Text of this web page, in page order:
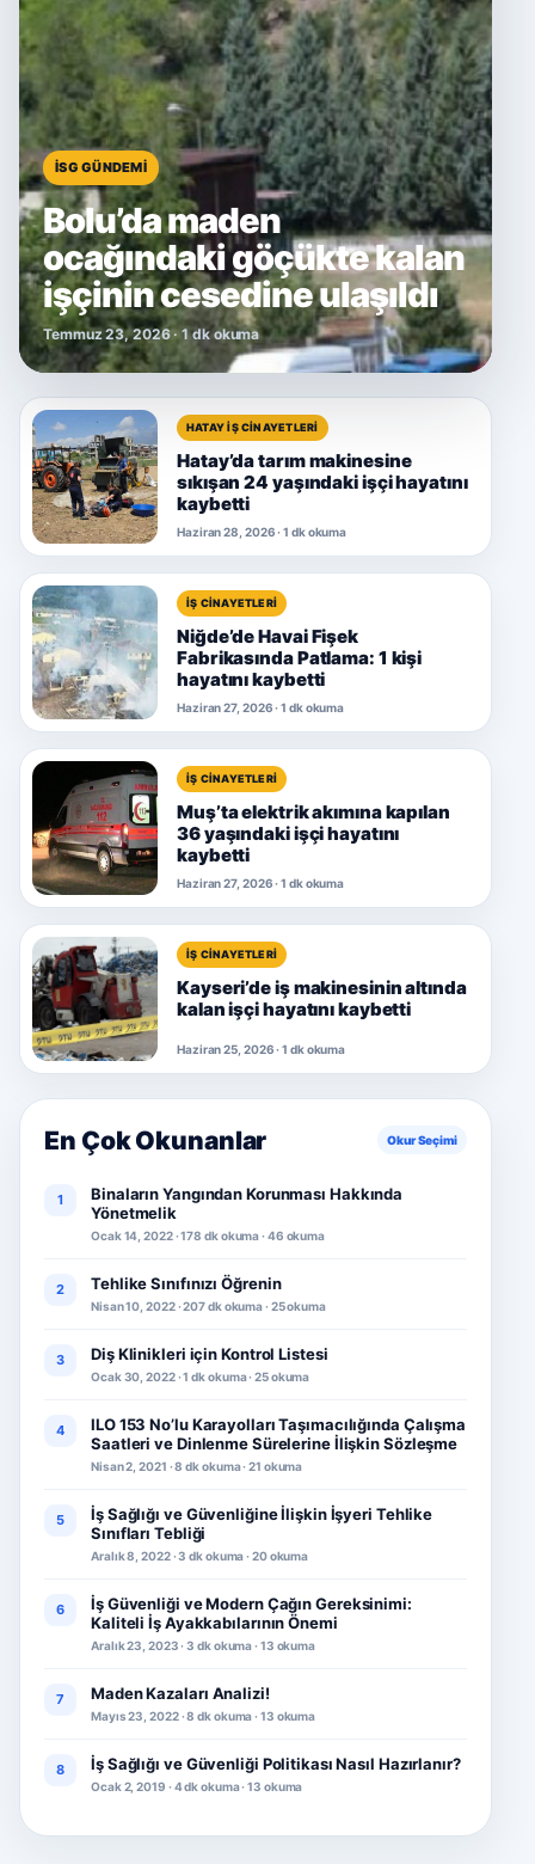
İSG GÜNDEMI
Bolu’da maden
ocağındaki göçükte kalan
işçinin cesedine ulaşıldı
Temmuz 23, 2026 · 1 dk okuma
HATAY İŞ CINAYETLERI
Hatay’da tarım makinesine
sıkışan 24 yaşındaki işçi hayatını
kaybetti
Haziran 28, 2026 · 1 dk okuma
İŞ CINAYETLERI
Niğde’de Havai Fişek
Fabrikasında Patlama: 1 kişi
hayatını kaybetti
Haziran 27, 2026 · 1 dk okuma
İŞ CINAYETLERI
Muş’ta elektrik akımına kapılan
36 yaşındaki işçi hayatını
kaybetti
Haziran 27, 2026 · 1 dk okuma
İŞ CINAYETLERI
Kayseri’de iş makinesinin altında
kalan işçi hayatını kaybetti
Haziran 25, 2026 · 1 dk okuma
En Çok Okunanlar Okur Seçimi
1
Binaların Yangından Korunması Hakkında
Yönetmelik
Ocak 14, 2022 · 178 dk okuma · 46 okuma
2 Tehlike Sınıfınızı Öğrenin
Nisan 10, 2022 · 207 dk okuma · 25 okuma
3 Diş Klinikleri için Kontrol Listesi
Ocak 30, 2022 · 1 dk okuma · 25 okuma
4
ILO 153 No’lu Karayolları Taşımacılığında Çalışma
Saatleri ve Dinlenme Sürelerine İlişkin Sözleşme
Nisan 2, 2021 · 8 dk okuma · 21 okuma
5
İş Sağlığı ve Güvenliğine İlişkin İşyeri Tehlike
Sınıfları Tebliği
Aralık 8, 2022 · 3 dk okuma · 20 okuma
6
İş Güvenliği ve Modern Çağın Gereksinimi:
Kaliteli İş Ayakkabılarının Önemi
Aralık 23, 2023 · 3 dk okuma · 13 okuma
7 Maden Kazaları Analizi!
Mayıs 23, 2022 · 8 dk okuma · 13 okuma
8 İş Sağlığı ve Güvenliği Politikası Nasıl Hazırlanır?
Ocak 2, 2019 · 4 dk okuma · 13 okuma